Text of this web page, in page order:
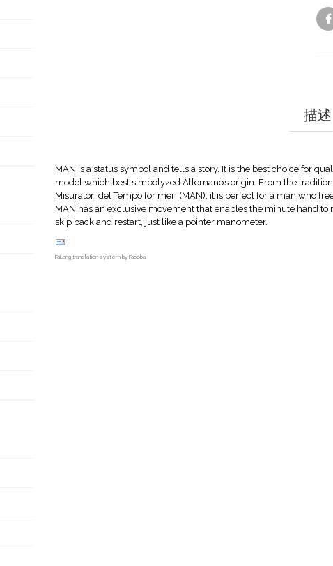
描述
MAN is a status symbol and tells a story. It is the best choice for
model which best simbolyzed Allemano’s origin. From the
Misuratori del Tempo for men (MAN), it is perfect for a man who
MAN has an exclusive movement that enables the minute hand
skip back and restart, just like a pointer manometer.
FaLang translation system by Faboba